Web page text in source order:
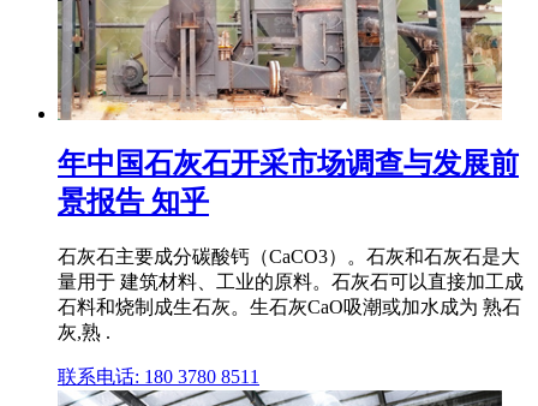
年中国石灰石开采市场调查与发展前
景报告 知乎
石灰石主要成分碳酸钙（CaCO3）。石灰和石灰石是大
量用于 建筑材料、工业的原料。石灰石可以直接加工成
石料和烧制成生石灰。生石灰CaO吸潮或加水成为 熟石
灰,熟 .
联系电话: 180 3780 8511